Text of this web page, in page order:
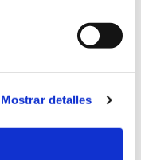
Mostrar detalles